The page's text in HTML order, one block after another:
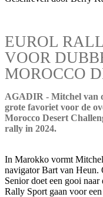
EUROL
VOOR
MOROCCO
AGADIR - Mitchel van
grote favoriet voor de
Morocco Desert
rally in 2024.
In Marokko vormt
navigator Bart van
Senior doet een gooi
Rally Sport gaan voor